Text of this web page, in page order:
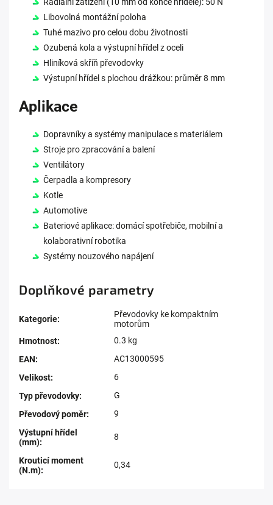
Libovolná montážní poloha
Tuhé mazivo pro celou dobu životnosti
Ozubená kola a výstupní hřídel z oceli
Hliníková skříň převodovky
Výstupní hřídel s plochou drážkou: průměr 8 mm
Aplikace
Dopravníky a systémy manipulace s materiálem
Stroje pro zpracování a balení
Ventilátory
Čerpadla a kompresory
Kotle
Automotive
Bateriové aplikace: domácí spotřebiče, mobilní a
kolaborativní robotika
Systémy nouzového napájení
Doplňkové parametry
Kategorie:
Převodovky ke kompaktním
motorům
Hmotnost:
0.3 kg
EAN:
AC13000595
Velikost:
6
Typ převodovky:
G
Převodový poměr:
9
Výstupní hřídel
(mm):
8
Krouticí moment
(N.m):
0,34